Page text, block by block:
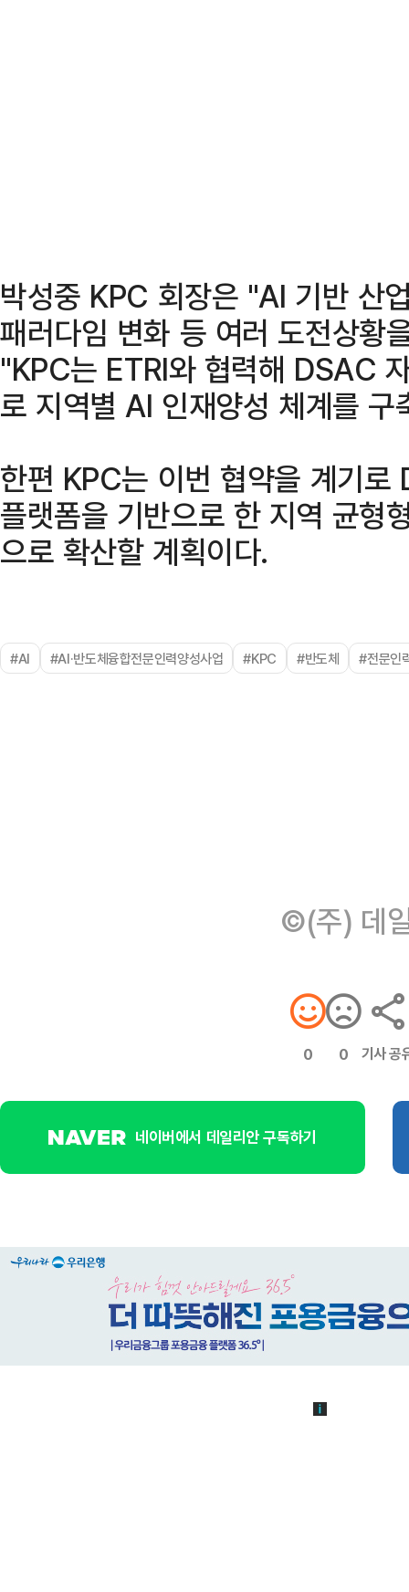
박성중 KPC 회장은 "AI 기반 산
패러다임 변화 등 여러 도전상황
"KPC는 ETRI와 협력해 DSAC
로 지역별 AI 인재양성 체계를
한편 KPC는 이번 협약을 계기
플랫폼을 기반으로 한 지역 균형
으로 확산할 계획이다.
#AI #AI·반도체융합전문인력양성사업 #KPC #반도체 #전문인
©(주) 데
0 0 기사 공
네이버에서 데일리안 구독하기